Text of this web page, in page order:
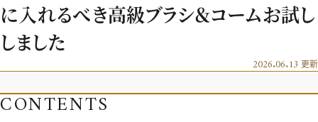
50代なに着てる？
ファッション特集
エイジングケア
メイク
50代ベストコスメ
ヘルスケアTOPICS
更年期
ストレッチ・エクササイズ
ダイエット
ライフスタイル
車・家電
住まい
エクラ 華組
チームJマダム
に入れるべき高級ブラシ＆コームお試し
しました
2026.06.13 更新
CONTENTS